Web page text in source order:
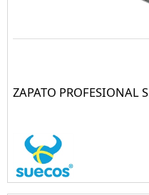
ZAPATO PROFESIONAL